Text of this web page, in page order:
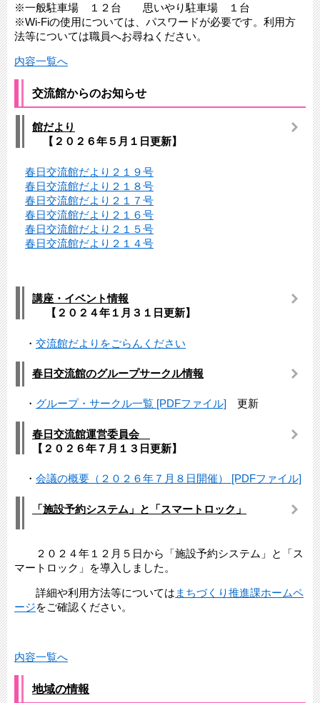
※一般駐車場 １２台 思いやり駐車場 １台
※Wi-Fiの使用については、パスワードが必要です。利用方
法等については職員へお尋ねください。
内容一覧へ
交流館からのお知らせ
館だより
【２０２６年５月１日更新】
春日交流館だより２１９号
春日交流館だより２１８号
春日交流館だより２１７号
春日交流館だより２１６号
春日交流館だより２１５号
春日交流館だより２１４号
講座・イベント情報
【２０２４年１月３１日更新】
・ 交流館だよりをごらんください
春日交流館のグループサークル情報
・ グループ・サークル一覧 [PDFファイル] 更新
春日交流館運営委員会
【２０２６年７月１３日更新】​
・ 会議の概要（２０２６年７月８日開催） [PDFファイル]
「施設予約システム」と「スマートロック」
２０２４年１２月５日から「施設予約システム」と「ス
マートロック」を導入しました。
詳細や利用方法等については まちづくり推進課ホームペ
ージをご確認ください。
内容一覧へ
地域の情報